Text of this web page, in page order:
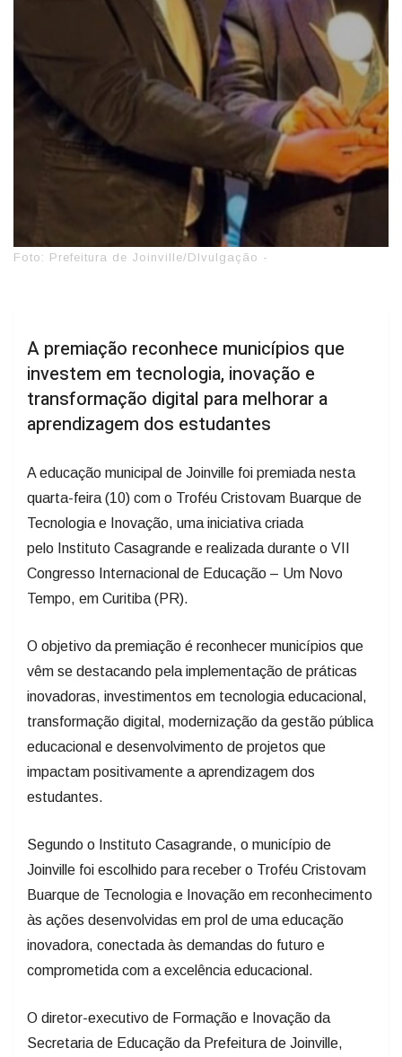
Foto: Prefeitura de Joinville/DIvulgação -
A premiação reconhece municípios que
investem em tecnologia, inovação e
transformação digital para melhorar a
aprendizagem dos estudantes
A educação municipal de Joinville foi premiada nesta
quarta-feira (10) com o Troféu Cristovam Buarque de
Tecnologia e Inovação, uma iniciativa criada
pelo Instituto Casagrande e realizada durante o VII
Congresso Internacional de Educação – Um Novo
Tempo, em Curitiba (PR).
O objetivo da premiação é reconhecer municípios que
vêm se destacando pela implementação de práticas
inovadoras, investimentos em tecnologia educacional,
transformação digital, modernização da gestão pública
educacional e desenvolvimento de projetos que
impactam positivamente a aprendizagem dos
estudantes.
Segundo o Instituto Casagrande, o município de
Joinville foi escolhido para receber o Troféu Cristovam
Buarque de Tecnologia e Inovação em reconhecimento
às ações desenvolvidas em prol de uma educação
inovadora, conectada às demandas do futuro e
comprometida com a excelência educacional.
O diretor-executivo de Formação e Inovação da
Secretaria de Educação da Prefeitura de Joinville,